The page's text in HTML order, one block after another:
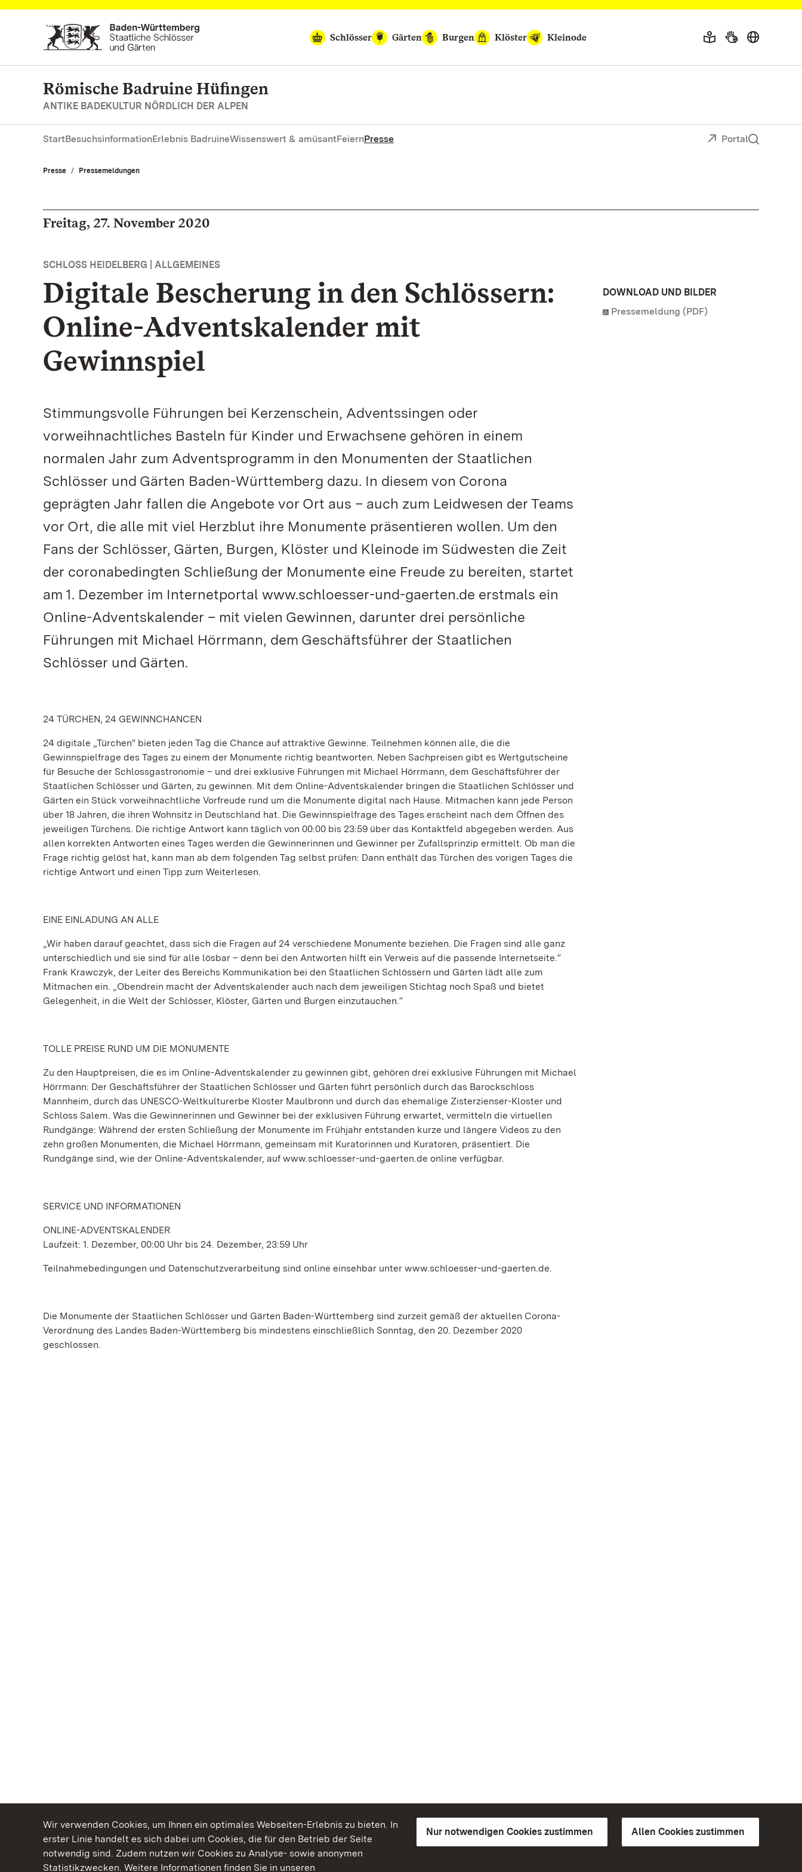
Wir verwenden Cookies, um Ihnen ein optimales Webseiten-Erlebnis zu bieten. In
erster Linie handelt es sich dabei um Cookies, die für den Betrieb der Seite
notwendig sind. Zudem nutzen wir Cookies zu Analyse- sowie anonymen
Statistikzwecken. Weitere Informationen finden Sie in unseren
Nur notwendigen Cookies zustimmen Allen Cookies zustimmen
Zum Hauptinhalt springen
Schlösser
Gärten Burgen Klöster Kleinode
Römische Badruine Hüfingen
ANTIKE BADEKULTUR NÖRDLICH DER ALPEN
StartBesuchsinformationErlebnis BadruineWissenswert & amüsantFeiernPresse Portal
Presse Pressemeldungen
Freitag, 27. November 2020
SCHLOSS HEIDELBERG | ALLGEMEINES
Digitale Bescherung in den Schlössern:
Online-Adventskalender mit
Gewinnspiel
Stimmungsvolle Führungen bei Kerzenschein, Adventssingen oder
vorweihnachtliches Basteln für Kinder und Erwachsene gehören in einem
normalen Jahr zum Adventsprogramm in den Monumenten der Staatlichen
Schlösser und Gärten Baden-Württemberg dazu. In diesem von Corona
geprägten Jahr fallen die Angebote vor Ort aus – auch zum Leidwesen der Teams
vor Ort, die alle mit viel Herzblut ihre Monumente präsentieren wollen. Um den
Fans der Schlösser, Gärten, Burgen, Klöster und Kleinode im Südwesten die Zeit
der coronabedingten Schließung der Monumente eine Freude zu bereiten, startet
am 1. Dezember im Internetportal www.schloesser-und-gaerten.de erstmals ein
Online-Adventskalender – mit vielen Gewinnen, darunter drei persönliche
Führungen mit Michael Hörrmann, dem Geschäftsführer der Staatlichen
Schlösser und Gärten.
24 TÜRCHEN, 24 GEWINNCHANCEN
24 digitale „Türchen“ bieten jeden Tag die Chance auf attraktive Gewinne. Teilnehmen können alle, die die
Gewinnspielfrage des Tages zu einem der Monumente richtig beantworten. Neben Sachpreisen gibt es Wertgutscheine
für Besuche der Schlossgastronomie – und drei exklusive Führungen mit Michael Hörrmann, dem Geschäftsführer der
Staatlichen Schlösser und Gärten, zu gewinnen. Mit dem Online-Adventskalender bringen die Staatlichen Schlösser und
Gärten ein Stück vorweihnachtliche Vorfreude rund um die Monumente digital nach Hause. Mitmachen kann jede Person
über 18 Jahren, die ihren Wohnsitz in Deutschland hat. Die Gewinnspielfrage des Tages erscheint nach dem Öffnen des
jeweiligen Türchens. Die richtige Antwort kann täglich von 00:00 bis 23:59 über das Kontaktfeld abgegeben werden. Aus
allen korrekten Antworten eines Tages werden die Gewinnerinnen und Gewinner per Zufallsprinzip ermittelt. Ob man die
Frage richtig gelöst hat, kann man ab dem folgenden Tag selbst prüfen: Dann enthält das Türchen des vorigen Tages die
richtige Antwort und einen Tipp zum Weiterlesen.
EINE EINLADUNG AN ALLE
„Wir haben darauf geachtet, dass sich die Fragen auf 24 verschiedene Monumente beziehen. Die Fragen sind alle ganz
unterschiedlich und sie sind für alle lösbar – denn bei den Antworten hilft ein Verweis auf die passende Internetseite.“
Frank Krawczyk, der Leiter des Bereichs Kommunikation bei den Staatlichen Schlössern und Gärten lädt alle zum
Mitmachen ein. „Obendrein macht der Adventskalender auch nach dem jeweiligen Stichtag noch Spaß und bietet
Gelegenheit, in die Welt der Schlösser, Klöster, Gärten und Burgen einzutauchen.“
TOLLE PREISE RUND UM DIE MONUMENTE
Zu den Hauptpreisen, die es im Online-Adventskalender zu gewinnen gibt, gehören drei exklusive Führungen mit Michael
Hörrmann: Der Geschäftsführer der Staatlichen Schlösser und Gärten führt persönlich durch das Barockschloss
Mannheim, durch das UNESCO-Weltkulturerbe Kloster Maulbronn und durch das ehemalige Zisterzienser-Kloster und
Schloss Salem. Was die Gewinnerinnen und Gewinner bei der exklusiven Führung erwartet, vermitteln die virtuellen
Rundgänge: Während der ersten Schließung der Monumente im Frühjahr entstanden kurze und längere Videos zu den
zehn großen Monumenten, die Michael Hörrmann, gemeinsam mit Kuratorinnen und Kuratoren, präsentiert. Die
Rundgänge sind, wie der Online-Adventskalender, auf www.schloesser-und-gaerten.de online verfügbar.
SERVICE UND INFORMATIONEN
ONLINE-ADVENTSKALENDER
Laufzeit: 1. Dezember, 00:00 Uhr bis 24. Dezember, 23:59 Uhr
Teilnahmebedingungen und Datenschutzverarbeitung sind online einsehbar unter www.schloesser-und-gaerten.de.
Die Monumente der Staatlichen Schlösser und Gärten Baden-Württemberg sind zurzeit gemäß der aktuellen Corona-
Verordnung des Landes Baden-Württemberg bis mindestens einschließlich Sonntag, den 20. Dezember 2020
geschlossen.
DOWNLOAD UND BILDER
Pressemeldung (PDF)